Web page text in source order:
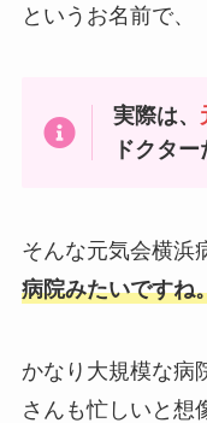
というお名前で、
実際は、
ドクター
そんな元気会横浜
病院みたいですね
かなり大規模な病
さんも忙しいと想